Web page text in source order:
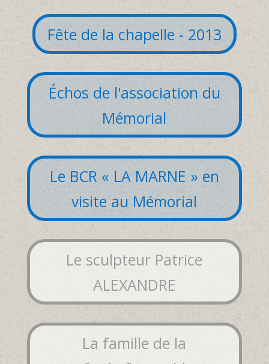
Fête de la chapelle - 2013
Échos de l'association du
Mémorial
Le BCR « LA MARNE » en
visite au Mémorial
Le sculpteur Patrice
ALEXANDRE
La famille de la